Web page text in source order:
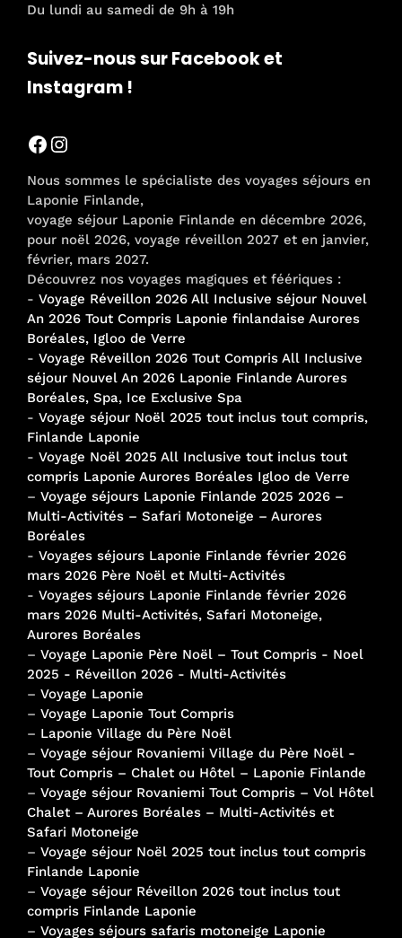
Du lundi au samedi de 9h à 19h
Suivez-nous sur Facebook et
Instagram !
Facebook
Instagram
Nous sommes le spécialiste des voyages séjours en
Laponie Finlande,
voyage séjour Laponie Finlande en décembre 2026,
pour noël 2026, voyage réveillon 2027 et en janvier,
février, mars 2027.
Découvrez nos voyages magiques et féériques :
- Voyage Réveillon 2026 All Inclusive séjour Nouvel
An 2026 Tout Compris Laponie finlandaise Aurores
Boréales, Igloo de Verre
- Voyage Réveillon 2026 Tout Compris All Inclusive
séjour Nouvel An 2026 Laponie Finlande Aurores
Boréales, Spa, Ice Exclusive Spa
- Voyage séjour Noël 2025 tout inclus tout compris,
Finlande Laponie
- Voyage Noël 2025 All Inclusive tout inclus tout
compris Laponie Aurores Boréales Igloo de Verre
– Voyage séjours Laponie Finlande 2025 2026 –
Multi-Activités – Safari Motoneige – Aurores
Boréales
- Voyages séjours Laponie Finlande février 2026
mars 2026 Père Noël et Multi-Activités
- Voyages séjours Laponie Finlande février 2026
mars 2026 Multi-Activités, Safari Motoneige,
Aurores Boréales
– Voyage Laponie Père Noël – Tout Compris - Noel
2025 - Réveillon 2026 - Multi-Activités
– Voyage Laponie
– Voyage Laponie Tout Compris
– Laponie Village du Père Noël
– Voyage séjour Rovaniemi Village du Père Noël -
Tout Compris – Chalet ou Hôtel – Laponie Finlande
– Voyage séjour Rovaniemi Tout Compris – Vol Hôtel
Chalet – Aurores Boréales – Multi-Activités et
Safari Motoneige
– Voyage séjour Noël 2025 tout inclus tout compris
Finlande Laponie
– Voyage séjour Réveillon 2026 tout inclus tout
compris Finlande Laponie
– Voyages séjours safaris motoneige Laponie